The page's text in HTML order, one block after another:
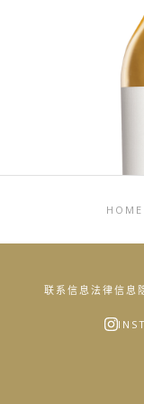
HOME
联系信息 法律信息